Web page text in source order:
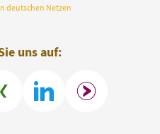
deutschen Netzen
uns auf: